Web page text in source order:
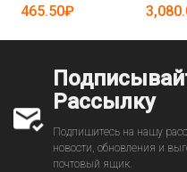
465.50₽
Рассылку
Подпишитесь на нашу
новости, обновления и
почтовый ящик.